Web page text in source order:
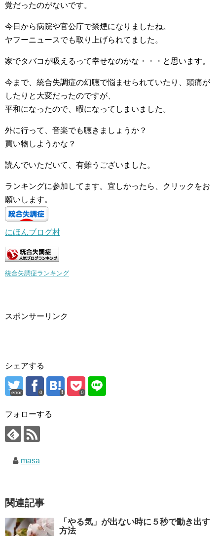
覚だったのがないです。
今日から病院や官公庁で禁煙になりましたね。
ヤフーニュースでも取り上げられてました。
家でタバコが吸えるって幸せなのかな・・・と思います。
今まで、統合失調症の幻聴で悩ませられていたり、頭痛が
したりと大変だったのですが、
平和になったので、暇になってしまいました。
外に行って、音楽でも聴きましょうか？
買い物しようかな？
読んでいただいて、有難うございました。
ランキングに参加してます。宜しかったら、クリックをお
願いします。
にほんブログ村
統合失調症ランキング
スポンサーリンク
シェアする
error 0 0
フォローする
masa
関連記事
「やる気」が出ない時に５秒で動き出す
方法